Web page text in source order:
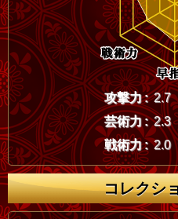
攻撃力 : 2.7
芸術力 : 2.3
戦術力 : 2.0
コレクシ